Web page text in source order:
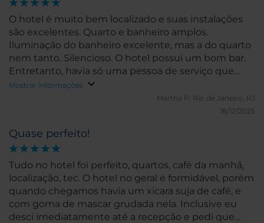
O hotel é muito bem localizado e suas instalações
são excelentes. Quarto e banheiro amplos.
Iluminação do banheiro excelente, mas a do quarto
nem tanto. Silencioso. O hotel possui um bom bar.
Entretanto, havia só uma pessoa de serviço que
fazia de tudo para servir a todos com esmero, mas o
hotel deveria repensar esta situação, considerando
o tamanho do bar. Na ocasião, o hotel estava repleto
muito tumultuado, apesar dos esforços da equipe
para posicionar todos e não deixar faltar nada.
Mostrar informações
Martha P.
Rio de Janeiro, RJ
18/12/2025
Quase perfeito!
Tudo no hotel foi perfeito, quartos, café da manhã,
localização, tec. O hotel no geral é formidável, porém
quando chegamos havia um xicara suja de café, e
com goma de mascar grudada nela. Inclusive eu
desci imediatamente até a recepção e pedi que